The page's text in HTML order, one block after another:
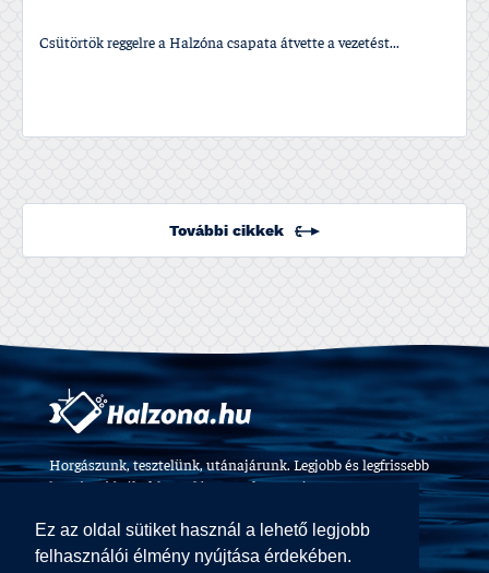
Ez az oldal sütiket használ a lehető legjobb
felhasználói élmény nyújtása érdekében.
Csütörtök reggelre a Halzóna csapata átvette a vezetést...
További cikkek
Horgászunk, tesztelünk, utánajárunk. Legjobb és legfrissebb